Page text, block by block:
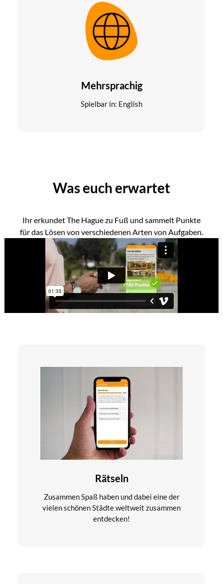
Mehrsprachig
Spielbar in: English
Was euch erwartet
Ihr erkundet The Hague zu Fuß und sammelt Punkte
für das Lösen von verschiedenen Arten von Aufgaben.
Rätseln
Zusammen Spaß haben und dabei eine der
vielen schönen Städte weltweit zusammen
entdecken!